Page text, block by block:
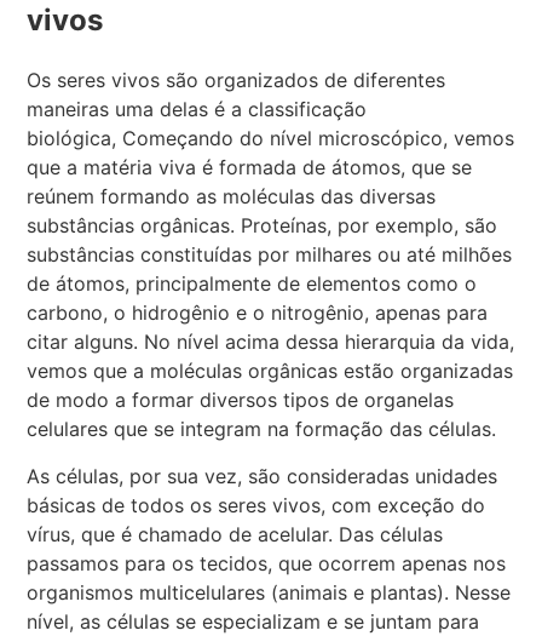
vivos
Os seres vivos são organizados de diferentes
maneiras uma delas é a classificação
biológica, Começando do nível microscópico, vemos
que a matéria viva é formada de átomos, que se
reúnem formando as moléculas das diversas
substâncias orgânicas. Proteínas, por exemplo, são
substâncias constituídas por milhares ou até milhões
de átomos, principalmente de elementos como o
carbono, o hidrogênio e o nitrogênio, apenas para
citar alguns. No nível acima dessa hierarquia da vida,
vemos que a moléculas orgânicas estão organizadas
de modo a formar diversos tipos de organelas
celulares que se integram na formação das células.
As células, por sua vez, são consideradas unidades
básicas de todos os seres vivos, com exceção do
vírus, que é chamado de acelular. Das células
passamos para os tecidos, que ocorrem apenas nos
organismos multicelulares (animais e plantas). Nesse
nível, as células se especializam e se juntam para